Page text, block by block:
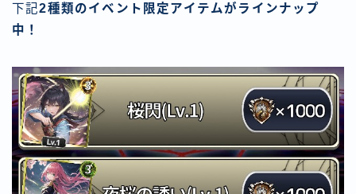
下記2種類のイベント限定アイテムがラインナップ
中！